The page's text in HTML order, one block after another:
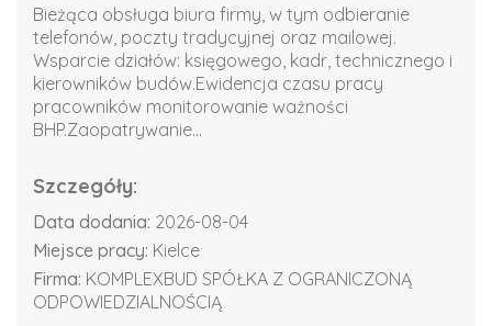
Bieżąca obsługa biura firmy, w tym odbieranie
telefonów, poczty tradycyjnej oraz mailowej.
Wsparcie działów: księgowego, kadr, technicznego i
kierowników budów.Ewidencja czasu pracy
pracowników monitorowanie ważności
BHP.Zaopatrywanie...
Szczegóły:
Data dodania: 2026-08-04
Miejsce pracy: Kielce
Firma: KOMPLEXBUD SPÓŁKA Z OGRANICZONĄ
ODPOWIEDZIALNOŚCIĄ